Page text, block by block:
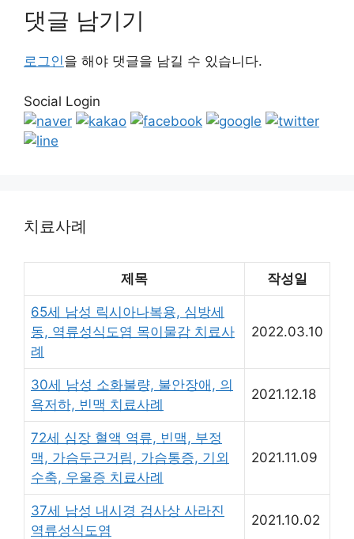
댓글 남기기
로그인을 해야 댓글을 남길 수 있습니다.
Social Login
치료사례
제목 작성일
65세 남성 릭시아나복용, 심방세
동, 역류성식도염 목이물감 치료사
례
2022.03.10
30세 남성 소화불량, 불안장애, 의
욕저하, 빈맥 치료사례
2021.12.18
72세 심장 혈액 역류, 빈맥, 부정
맥, 가슴두근거림, 가슴통증, 기외
수축, 우울증 치료사례
2021.11.09
37세 남성 내시경 검사상 사라진
역류성식도염
2021.10.02